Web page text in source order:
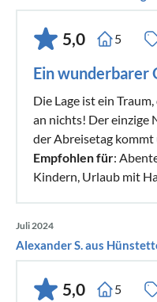
5,0 5
Ein wunderbarer
Die Lage ist ein
an nichts! Der einzige
der Abreisetag kommt
Empfohlen für:
Kindern, Urlaub mit
Juli 2024
Alexander S. aus
5,0 5